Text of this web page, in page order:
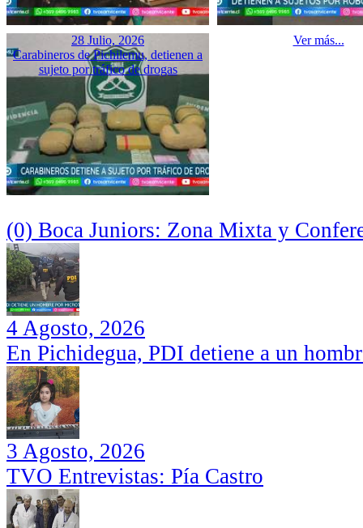
28 Julio, 2026
Carabineros de Pichilemu, detienen a
sujeto por tráfico de drogas
Ver más...
(0) Boca Juniors: Zona Mixta y
4 Agosto, 2026
En Pichidegua, PDI detiene a un
3 Agosto, 2026
TVO Entrevistas: Pía Castro